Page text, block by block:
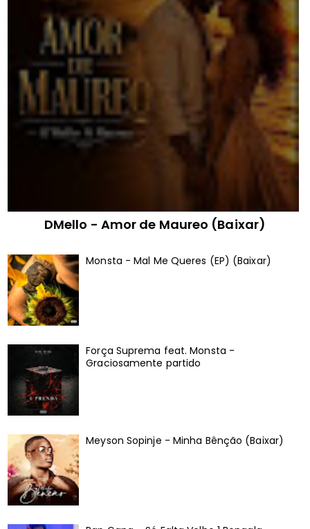
DMello - Amor de Maureo (Baixar)
Monsta - Mal Me Queres (EP) (Baixar)
Força Suprema feat. Monsta -
Graciosamente partido
Meyson Sopinje - Minha Bênção (Baixar)